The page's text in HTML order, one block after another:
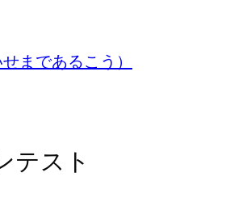
まであるこう）
テスト